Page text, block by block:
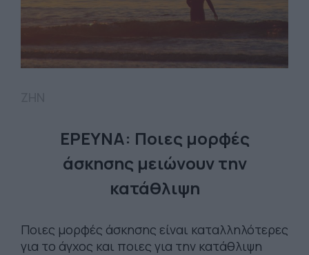
ΕΡΕΥΝΑ: Ποιες μορφές
άσκησης μειώνουν την
κατάθλιψη
Ποιες μορφές άσκησης είναι καταλληλότερες
για το άγχος και ποιες για την κατάθλιψη